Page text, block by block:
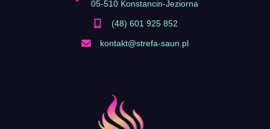
05-510 Konstancin-Jeziorna
(48) 601 925 852
kontakt@strefa-saun.pl